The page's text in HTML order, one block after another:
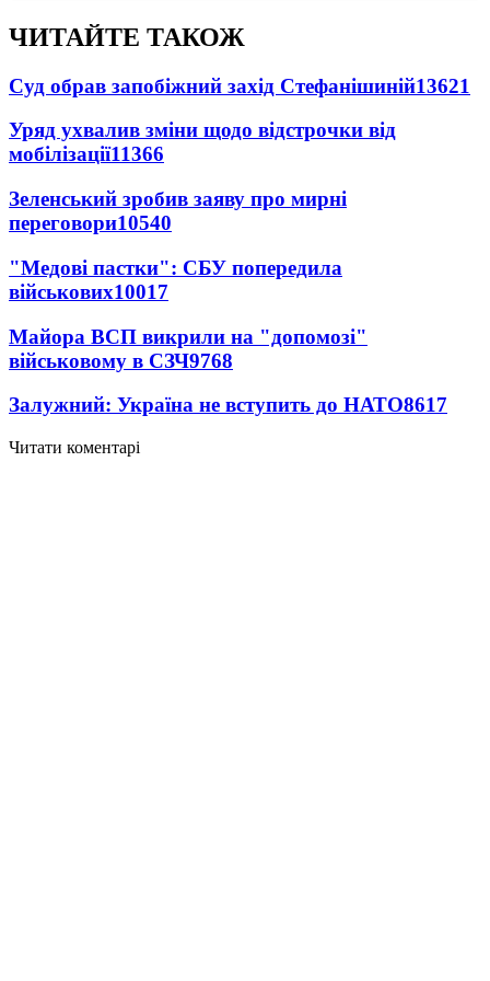
ЧИТАЙТЕ ТАКОЖ
Суд обрав запобіжний захід Стефанішиній13621
Уряд ухвалив зміни щодо відстрочки від
мобілізації11366
Зеленський зробив заяву про мирні
переговори10540
"Медові пастки": СБУ попередила
військових10017
Майора ВСП викрили на "допомозі"
військовому в СЗЧ9768
Залужний: Україна не вступить до НАТО8617
Читати коментарі